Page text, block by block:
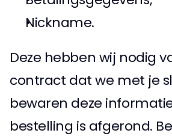
Nickname.
Deze hebben wij nodig
contract dat we met je
bewaren deze
bestelling is afgerond.